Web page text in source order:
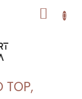
KOŠÍK